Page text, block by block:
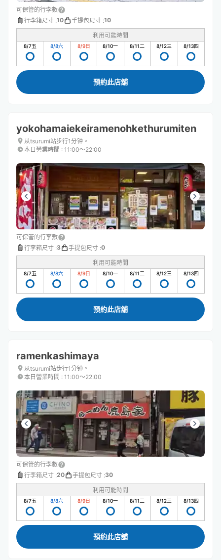
可保管的行李數
行李箱尺寸 :10 手提包尺寸 :10
利用可能時間
8/7五 8/8六 8/9日 8/10一 8/11二 8/12三 8/13四
預約此店舖
yokohamaiekeiramenohkethurumiten
从tsurumi站步行1分钟。
本日營業時間 : 11:00〜22:00
可保管的行李數
行李箱尺寸 :3 手提包尺寸 :0
利用可能時間
8/7五 8/8六 8/9日 8/10一 8/11二 8/12三 8/13四
預約此店舖
ramenkashimaya
从tsurumi站步行1分钟。
本日營業時間 : 11:00〜22:00
可保管的行李數
行李箱尺寸 :20 手提包尺寸 :30
利用可能時間
8/7五 8/8六 8/9日 8/10一 8/11二 8/12三 8/13四
預約此店舖